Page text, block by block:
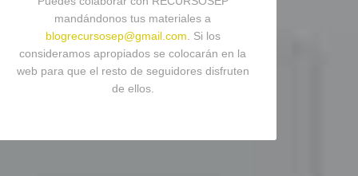
mandándonos tus materiales a
blogrecursosep@gmail.com . Si los
consideramos apropiados se colocarán en la
web para que el resto de seguidores disfruten
de ellos.